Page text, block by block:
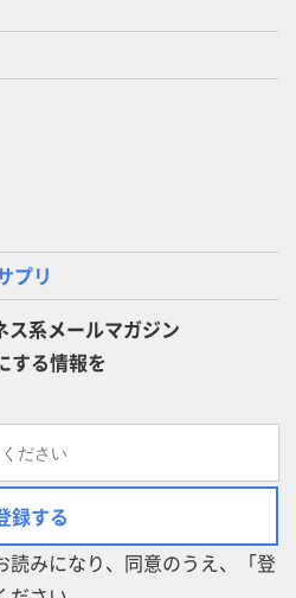
プリ
系メールマガジン
する情報を
録する
読みになり、同意のうえ、「登